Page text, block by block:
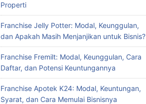
Properti
Franchise Jelly Potter: Modal, Keunggulan,
dan Apakah Masih Menjanjikan untuk Bisnis?
Franchise Fremilt: Modal, Keunggulan, Cara
Daftar, dan Potensi Keuntungannya
Franchise Apotek K24: Modal, Keuntungan,
Syarat, dan Cara Memulai Bisnisnya